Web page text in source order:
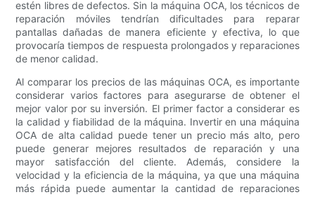
estén libres de defectos. Sin la máquina OCA, los técnicos de
reparación móviles tendrían dificultades para reparar
pantallas dañadas de manera eficiente y efectiva, lo que
provocaría tiempos de respuesta prolongados y reparaciones
de menor calidad.
Al comparar los precios de las máquinas OCA, es importante
considerar varios factores para asegurarse de obtener el
mejor valor por su inversión. El primer factor a considerar es
la calidad y fiabilidad de la máquina. Invertir en una máquina
OCA de alta calidad puede tener un precio más alto, pero
puede generar mejores resultados de reparación y una
mayor satisfacción del cliente. Además, considere la
velocidad y la eficiencia de la máquina, ya que una máquina
más rápida puede aumentar la cantidad de reparaciones